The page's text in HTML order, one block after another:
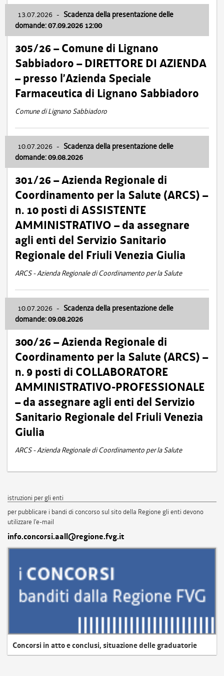
13.07.2026 - Scadenza della presentazione delle
domande: 07.09.2026 12:00
305/26 – Comune di Lignano
Sabbiadoro – DIRETTORE DI AZIENDA
– presso l’Azienda Speciale
Farmaceutica di Lignano Sabbiadoro
Comune di Lignano Sabbiadoro
10.07.2026 - Scadenza della presentazione delle
domande: 09.08.2026
301/26 – Azienda Regionale di
Coordinamento per la Salute (ARCS) –
n. 10 posti di ASSISTENTE
AMMINISTRATIVO – da assegnare
agli enti del Servizio Sanitario
Regionale del Friuli Venezia Giulia
ARCS - Azienda Regionale di Coordinamento per la Salute
10.07.2026 - Scadenza della presentazione delle
domande: 09.08.2026
300/26 – Azienda Regionale di
Coordinamento per la Salute (ARCS) –
n. 9 posti di COLLABORATORE
AMMINISTRATIVO-PROFESSIONALE
– da assegnare agli enti del Servizio
Sanitario Regionale del Friuli Venezia
Giulia
ARCS - Azienda Regionale di Coordinamento per la Salute
istruzioni per gli enti
per pubblicare i bandi di concorso sul sito della Regione gli enti devono
utilizzare l'e-mail
info.concorsi.aall@regione.fvg.it
Concorsi in atto e conclusi, situazione delle graduatorie